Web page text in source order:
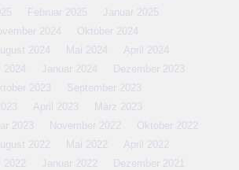
Februar 2025
Januar 2025
2024
Oktober 2024
2024 Mai 2024
April 2024
2024 Januar 2024
Dezember 2023
2023
September 2023
April 2023
März 2023
2023 November 2022
Oktober 2022
2022 Mai 2022
April 2022
2022 Januar 2022
Dezember 2021